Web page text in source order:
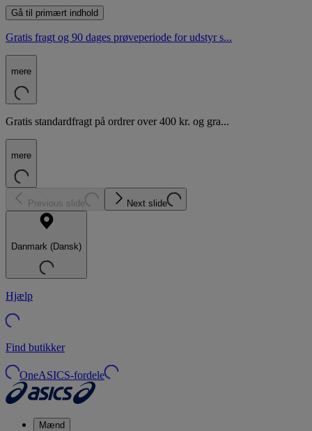
Gå til primært indhold
Gratis fragt og 90 dages prøveperiode for udstyr s...
mere
Gratis standardfragt på ordrer over 400 kr. og gra...
mere
Previous slide Next slide
Danmark (Dansk)
Hjælp
Find butikker
OneASICS-fordele
Mænd